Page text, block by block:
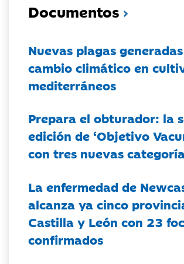
Documentos
Nuevas plagas
cambio climático en
mediterráneos
Prepara el obturador: la
edición de ‘Objetivo
con tres nuevas
La enfermedad de
alcanza ya cinco
Castilla y León con 23
confirmados